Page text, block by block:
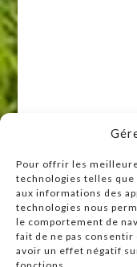
Pour offrir les
technologies telles
aux informations des
technologies nous
le comportement de
fait de ne pas
avoir un effet négatif
Raccourcis
Accueil
Actualités
Agenda